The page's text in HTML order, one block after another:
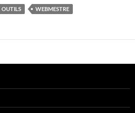
OUTILS WEBMESTRE